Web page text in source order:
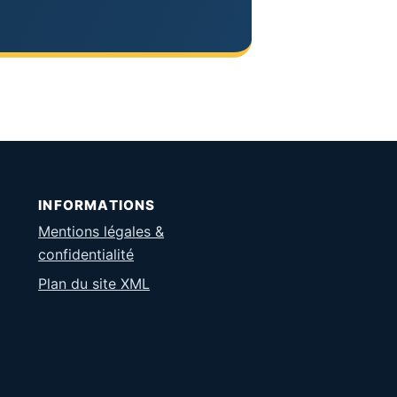
INFORMATIONS
Mentions légales &
confidentialité
Plan du site XML